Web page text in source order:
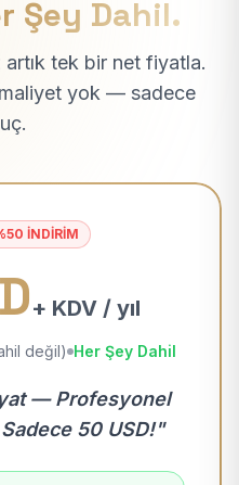
Şey Dahil.
tek bir net fiyatla.
yok — sadece
İNDİRİM
+ KDV / yıl
değil) Her Şey Dahil
— Profesyonel
50 USD!"